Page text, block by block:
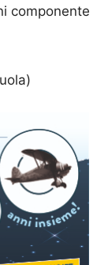
componente